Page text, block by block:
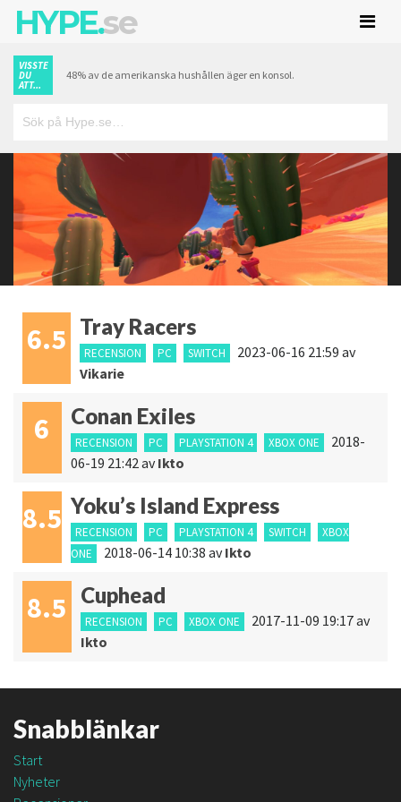
HYPE.se
VISSTE
DU
ATT...
48% av de amerikanska hushållen äger en konsol.
6.5 Tray Racers
RECENSION PC SWITCH 2023-06-16 21:59 av
Vikarie
6 Conan Exiles
RECENSION PC PLAYSTATION 4 XBOX ONE
2018-
06-19 21:42avIkto
8.5 Yoku’s Island Express
RECENSION PC PLAYSTATION 4 SWITCH
XBOX
ONE
2018-06-14 10:38 avIkto
8.5 Cuphead
RECENSION PC XBOX ONE 2017-11-09 19:17av
Ikto
Snabblänkar
Start
Nyheter